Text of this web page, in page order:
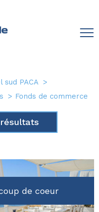
sud PACA
Fonds de commerce
de coeur